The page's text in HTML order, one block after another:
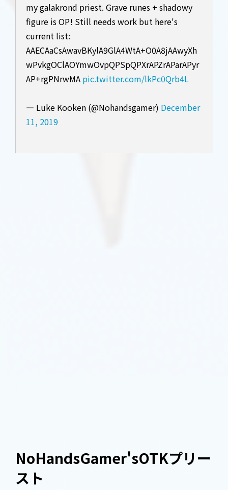
my galakrond priest. Grave runes + shadowy
figure is OP! Still needs work but here's
current list:
AAECAaCsAwavBKylA9GlA4WtA+O0A8jAAwyXh
wPvkgOClAOYmwOvpQPSpQPXrAPZrAParAPyr
AP+rgPNrwMA pic.twitter.com/lkPc0Qrb4L
— Luke Kooken (@Nohandsgamer) December
11, 2019
NoHandsGamer'sOTKプリー
スト